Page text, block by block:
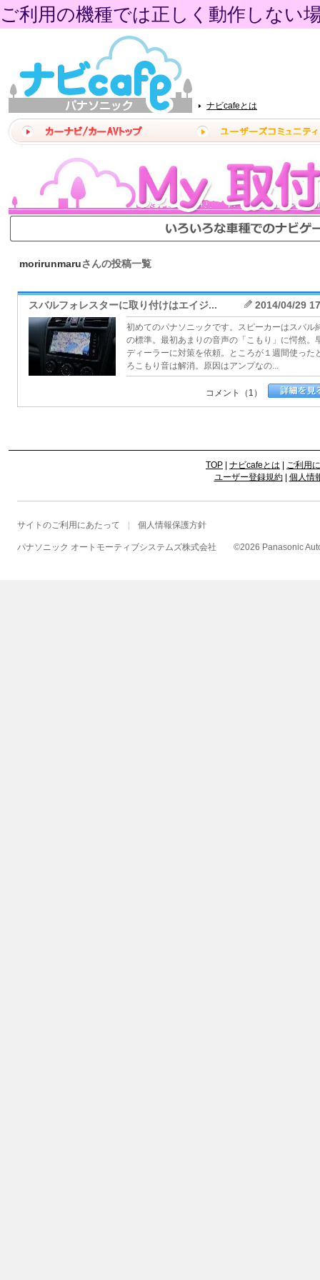
ご利用の機種では正しく動作しない
ナビcafeとは
morirunmaru さんの投稿一覧
スバルフォレスターに取り付けはエイジ... 2014/04/29
初めてのパナソニックです。スピーカーはスバル
の標準。最初あまりの音声の「こもり」に愕然。
ディーラーに対策を依頼。ところが１週間使った
ろこもり音は解消。原因はアンプなの...
コメント（1）
TOP ナビcafeとは
ご利用
ユーザー登録規約| 個人情
サイトのご利用にあたって 個人情報保護方針
パナソニック オートモーティブシステムズ株式会社 ©2026 Panasonic